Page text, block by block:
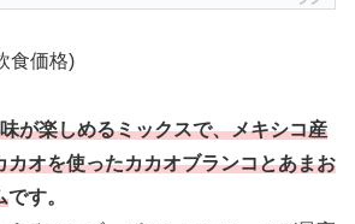
食価格)
が楽しめるミックスで、メキシコ産
カオを使ったカカオブランコとあまお
です。